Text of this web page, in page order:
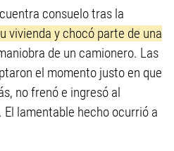
consuelo tras la
vivienda y chocó parte de una
de un camionero. Las
el momento justo en que
no frenó e ingresó al
lamentable hecho ocurrió a